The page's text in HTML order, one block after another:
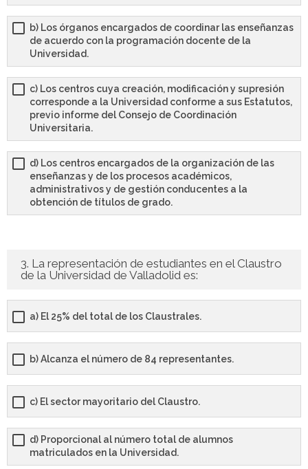
- - TEST de Auxiliar Administrativo Comunidad de
Madrid 2026
- - TEST de Administrativo Comunidad de Madrid 2026
- Comun. Valenciana
- - TEST de Auxiliar Administrativo Generalitat Valenciana
- - TEST de Administrativo Generalitat Valenciana 2026
- - Oposición ADMINISTRATIVO de la GENERALITAT
VALENCIANA – Turno Libre 2025
FAQS – Preguntas Frecuentes
0 productos 0,00 €
b) Los órganos encargados de coordinar las enseñanzas
de acuerdo con la programación docente de la
Universidad.
c) Los centros cuya creación, modificación y supresión
corresponde a la Universidad conforme a sus Estatutos,
previo informe del Consejo de Coordinación
Universitaria.
d) Los centros encargados de la organización de las
enseñanzas y de los procesos académicos,
administrativos y de gestión conducentes a la
obtención de títulos de grado.
3. La representación de estudiantes en el Claustro
de la Universidad de Valladolid es:
a) El 25% del total de los Claustrales.
b) Alcanza el número de 84 representantes.
c) El sector mayoritario del Claustro.
d) Proporcional al número total de alumnos
matriculados en la Universidad.